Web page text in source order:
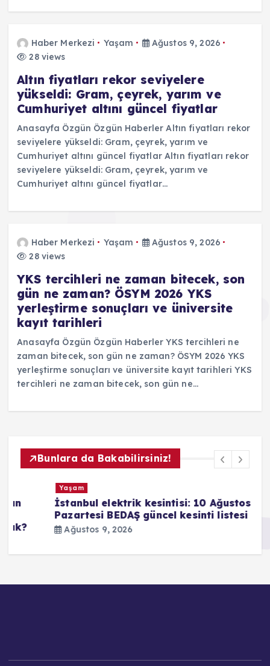
Haber Merkezi Yaşam
Ağustos 9, 2026
28 views
Altın fiyatları rekor seviyelere
yükseldi: Gram, çeyrek, yarım ve
Cumhuriyet altını güncel fiyatlar
Anasayfa Özgün Özgün Haberler Altın fiyatları rekor
seviyelere yükseldi: Gram, çeyrek, yarım ve
Cumhuriyet altını güncel fiyatlar Altın fiyatları rekor
seviyelere yükseldi: Gram, çeyrek, yarım ve
Cumhuriyet altını güncel fiyatlar…
Haber Merkezi Yaşam
Ağustos 9, 2026
28 views
YKS tercihleri ne zaman bitecek, son
gün ne zaman? ÖSYM 2026 YKS
yerleştirme sonuçları ve üniversite
kayıt tarihleri
Anasayfa Özgün Özgün Haberler YKS tercihleri ne
zaman bitecek, son gün ne zaman? ÖSYM 2026 YKS
yerleştirme sonuçları ve üniversite kayıt tarihleri YKS
tercihleri ne zaman bitecek, son gün ne…
Bunlara da Bakabilirsiniz!
İstanbul elektrik kesintisi: 10 Ağustos
Pazartesi BEDAŞ güncel kesinti listesi
Ağustos 9, 2026